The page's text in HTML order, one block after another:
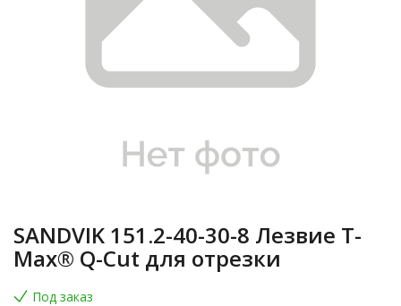
SANDVIK 151.2-40-30-8 Лезвие T-
Max® Q-Cut для отрезки
Под заказ